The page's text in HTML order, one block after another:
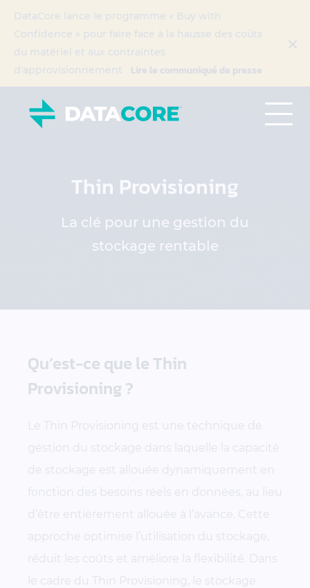
DataCore lance le programme « Buy with
Confidence » pour faire face à la hausse des coûts
du matériel et aux contraintes
d'approvisionnement
Lire le communiqué de presse
Thin Provisioning
La clé pour une gestion du
stockage rentable
Qu’est-ce que le Thin
Provisioning ?
Le Thin Provisioning est une technique de
gestion du stockage dans laquelle la capacité
de stockage est allouée dynamiquement en
fonction des besoins réels en données, au lieu
d’être entièrement allouée à l’avance. Cette
approche optimise l’utilisation du stockage,
réduit les coûts et améliore la flexibilité. Dans
le cadre du Thin Provisioning, le stockage